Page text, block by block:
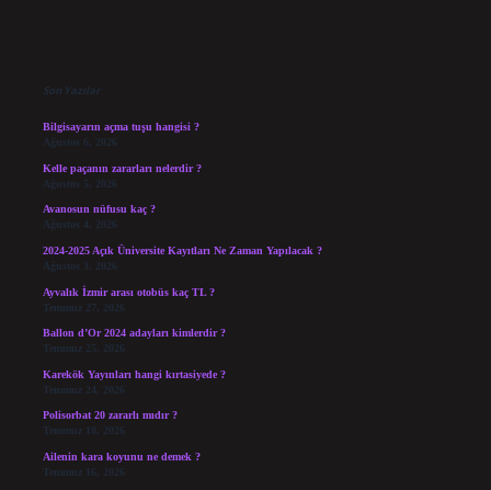
Son Yazılar
Bilgisayarın açma tuşu hangisi ?
Ağustos 6, 2026
Kelle paçanın zararları nelerdir ?
Ağustos 5, 2026
Avanosun nüfusu kaç ?
Ağustos 4, 2026
2024-2025 Açık Üniversite Kayıtları Ne Zaman Yapılacak ?
Ağustos 3, 2026
Ayvalık İzmir arası otobüs kaç TL ?
Temmuz 27, 2026
Ballon d’Or 2024 adayları kimlerdir ?
Temmuz 25, 2026
Karekök Yayınları hangi kırtasiyede ?
Temmuz 24, 2026
Polisorbat 20 zararlı mıdır ?
Temmuz 18, 2026
Ailenin kara koyunu ne demek ?
Temmuz 16, 2026